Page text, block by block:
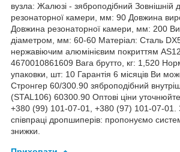
вузла: Жалюзі - зяброподібний Зовнішній
резонаторної камери, мм: 90 Довжина
Довжина резонаторної камери, мм: 200
діаметром, мм: 60-60 Матеріал: Сталь
нержавіючим алюмінієвим покриттям
4670010861609 Вага брутто, кг: 1,520
упаковки, шт: 10 Гарантія 6 місяців Ви
Стронгер 60/300.90 зяброподібний
(STAL106) 60300.90 Оптові ціни
+380 (99) 101-07-01, +380 (97) 101-07-
співпраці дропшиперів: пропонуємо
знижки.